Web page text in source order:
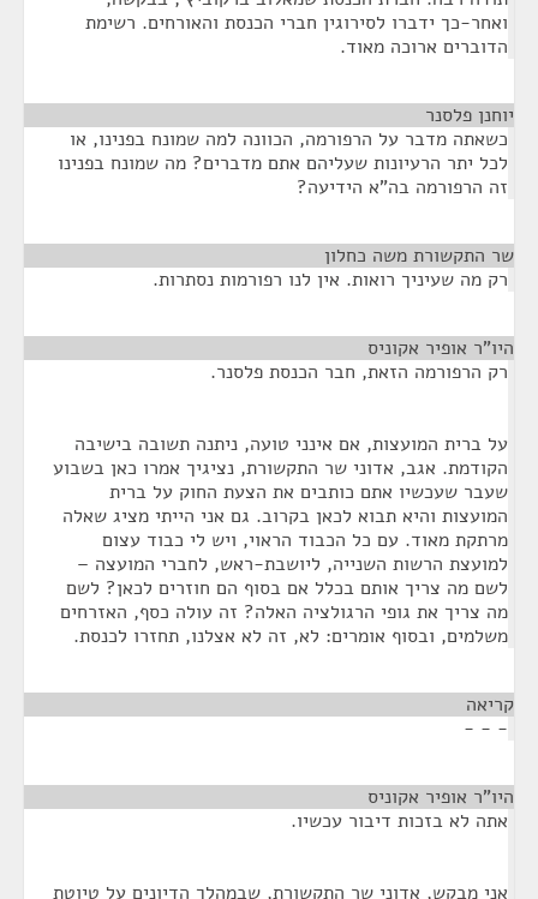
ואחר-כך ידברו לסירוגין חברי הכנסת והאורחים. רשימת
הדוברים ארוכה מאוד.
יוחנן פלסנר
כשאתה מדבר על הרפורמה, הכוונה למה שמונח בפנינו, או
לכל יתר הרעיונות שעליהם אתם מדברים? מה שמונח בפנינו
זה הרפורמה בה"א הידיעה?
שר התקשורת משה כחלון
רק מה שעיניך רואות. אין לנו רפורמות נסתרות.
היו"ר אופיר אקוניס
רק הרפורמה הזאת, חבר הכנסת פלסנר.
על ברית המועצות, אם אינני טועה, ניתנה תשובה בישיבה
הקודמת. אגב, אדוני שר התקשורת, נציגיך אמרו כאן בשבוע
שעבר שעכשיו אתם כותבים את הצעת החוק על ברית
המועצות והיא תבוא לכאן בקרוב. גם אני הייתי מציג שאלה
מרתקת מאוד. עם כל הכבוד הראוי, ויש לי כבוד עצום
למועצת הרשות השנייה, ליושבת-ראש, לחברי המועצה –
לשם מה צריך אותם בכלל אם בסוף הם חוזרים לכאן? לשם
מה צריך את גופי הרגולציה האלה? זה עולה כסף, האזרחים
משלמים, ובסוף אומרים: לא, זה לא אצלנו, תחזרו לכנסת.
קריאה
- - -
היו"ר אופיר אקוניס
אתה לא בזכות דיבור עכשיו.
אני מבקש, אדוני שר התקשורת, שבמהלך הדיונים על טיוטת